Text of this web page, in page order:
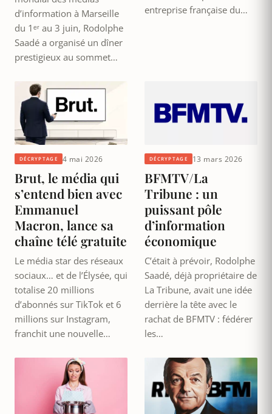
d’information à Marseille
du 1ᵉʳ au 3 juin, Rodolphe
Saadé a organisé un dîner
prestigieux au sommet…
entreprise française du…
DÉCRYPTAGE 4 mai 2026
Brut, le média qui
s’entend bien avec
Emmanuel
Macron, lance sa
chaîne télé gratuite
Le média star des réseaux
sociaux… et de l’Élysée, qui
totalise 20 millions
d’abonnés sur TikTok et 6
millions sur Instagram,
franchit une nouvelle…
DÉCRYPTAGE 13 mars 2026
BFMTV/La
Tribune : un
puissant pôle
d’information
économique
C’était à prévoir, Rodolphe
Saadé, déjà propriétaire de
La Tribune, avait une idée
derrière la tête avec le
rachat de BFMTV : fédérer
les…